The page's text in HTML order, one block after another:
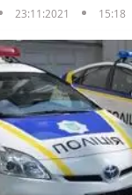
23:11:2021 15:18